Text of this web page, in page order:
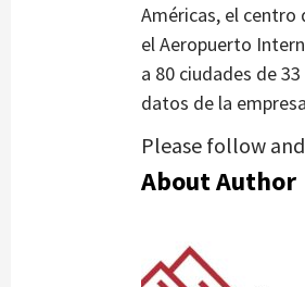
Américas, el centro
el Aeropuerto
a 80 ciudades de
datos de la
Please follow
About Author